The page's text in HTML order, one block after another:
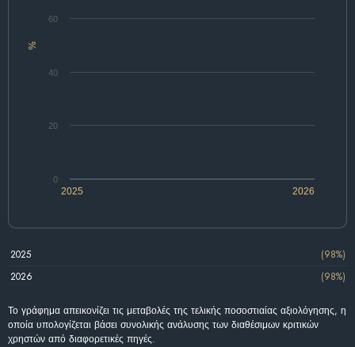
%
2025 2026
0
20
40
60
2025
(98%)
2026
(98%)
Το γράφημα απεικονίζει τις μεταβολές της τελικής ποσοστιαίας αξιολόγησης, η
οποία υπολογίζεται βάσει συνολικής ανάλυσης των διαθέσιμων κριτικών
χρηστών από διαφορετικές πηγές.